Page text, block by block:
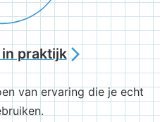
praktijkarrow_forward_ios
van ervaring die je echt